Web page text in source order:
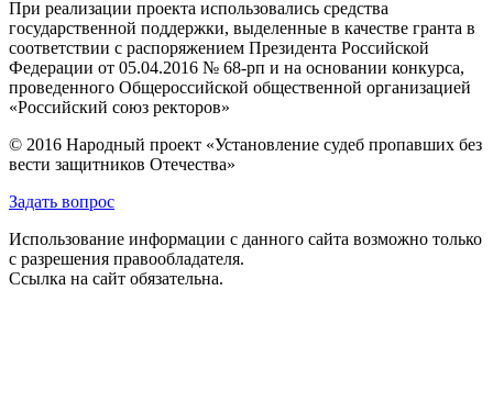
При реализации проекта использовались средства
государственной поддержки, выделенные в качестве гранта в
соответствии с распоряжением Президента Российской
Федерации от 05.04.2016 № 68-рп и на основании конкурса,
проведенного Общероссийской общественной организацией
«Российский союз ректоров»
© 2016 Народный проект «Установление судеб пропавших без
вести защитников Отечества»
Задать вопрос
Использование информации с данного сайта возможно только
с разрешения правообладателя.
Ссылка на сайт обязательна.